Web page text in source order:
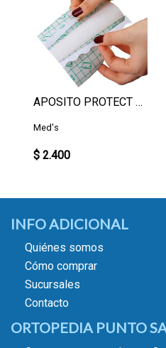
APOSITO PROTECT FILM 10X12
Med's
$ 2.400
INFO ADICIONAL
Quiénes somos
Cómo comprar
Sucursales
Contacto
ORTOPEDIA PUNTO